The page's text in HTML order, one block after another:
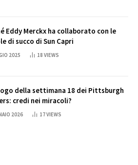
Eddy Merckx ha collaborato con le
di succo di Sun Capri
2025 18 VIEWS
della settimana 18 dei Pittsburgh
credi nei miracoli?
2026 17VIEWS